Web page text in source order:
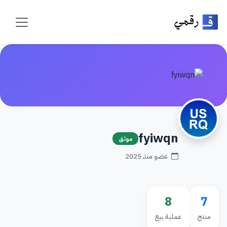
fyiwqn موثق
عضو منذ 2025
7
منتج
8
عملية بيع